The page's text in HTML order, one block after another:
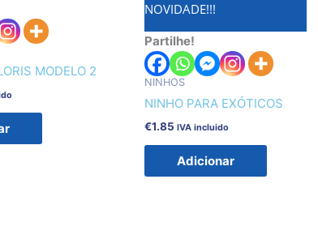
MODELO 2
NOVIDADE!!!
Partilhe!
NINHOS
NINHO PARA EXÓTICOS
€1.85 IVA incluido
Adicionar